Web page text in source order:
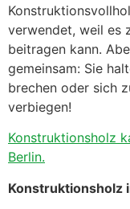
verwendet, weil es
beitragen kann.
gemeinsam: Sie
brechen oder sich
verbiegen!
Konstruktionsholz
Berlin.
Konstruktionsholz